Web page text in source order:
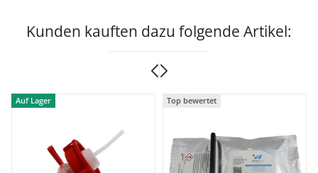
Kunden kauften dazu folgende Artikel:
Auf Lager Top bewertet